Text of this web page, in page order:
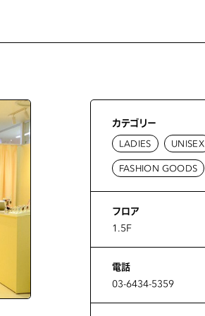
カテゴリー
LADIES UNISEX
FASHION GOODS
フロア
1.5F
電話
03-6434-5359